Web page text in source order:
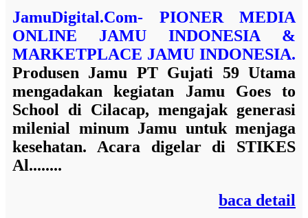
JamuDigital.Com- PIONER MEDIA
ONLINE JAMU INDONESIA &
MARKETPLACE JAMU INDONESIA.
Produsen Jamu PT Gujati 59 Utama
mengadakan kegiatan Jamu Goes to
School di Cilacap, mengajak generasi
milenial minum Jamu untuk menjaga
kesehatan. Acara digelar di STIKES
Al........
baca detail